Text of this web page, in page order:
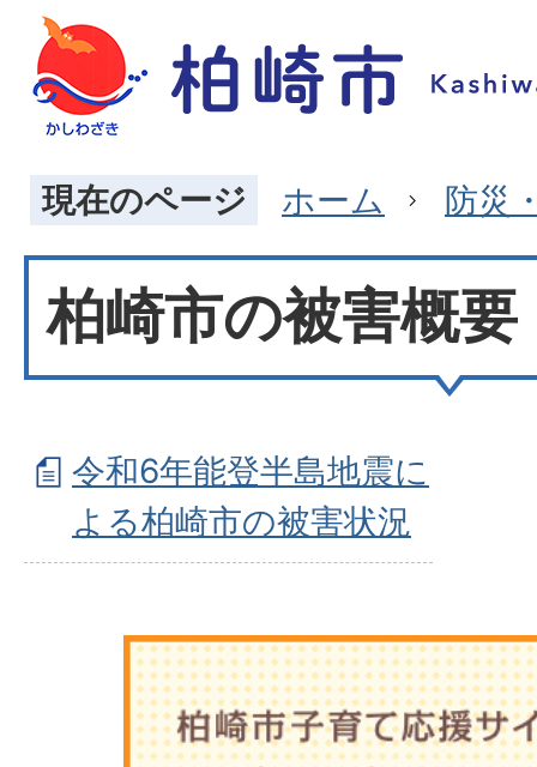
現在のページ ホーム 防災
柏崎市の被害概要
令和6年能登半島地震に
よる柏崎市の被害状況